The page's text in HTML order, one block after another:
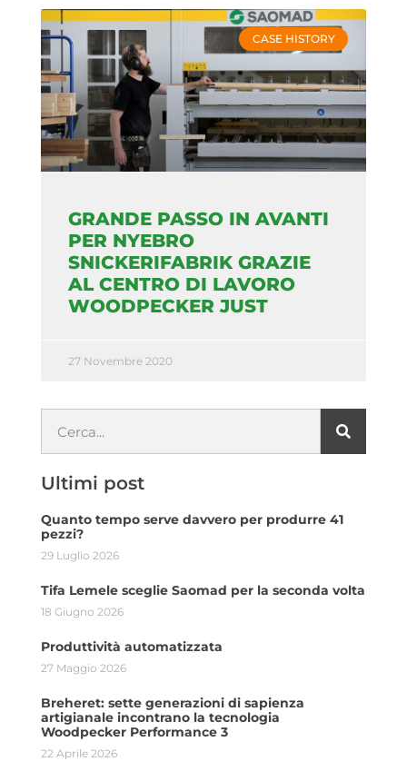
CASE HISTORY
GRANDE PASSO IN AVANTI
PER NYEBRO
SNICKERIFABRIK GRAZIE
AL CENTRO DI LAVORO
WOODPECKER JUST
27 Novembre 2020
Ultimi post
Quanto tempo serve davvero per produrre 41
pezzi?
29 Luglio 2026
Tifa Lemele sceglie Saomad per la seconda volta
18 Giugno 2026
Produttività automatizzata
27 Maggio 2026
Breheret: sette generazioni di sapienza
artigianale incontrano la tecnologia
Woodpecker Performance 3
22 Aprile 2026